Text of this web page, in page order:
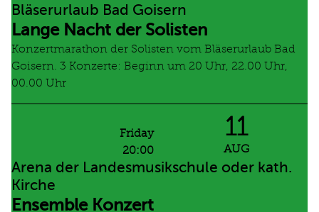
Bläserurlaub Bad Goisern
Lange Nacht der Solisten
Konzertmarathon der Solisten vom Bläserurlaub Bad
Goisern. 3 Konzerte: Beginn um 20 Uhr, 22.00 Uhr,
00.00 Uhr
Friday
20:00
11
AUG
Arena der Landesmusikschule oder kath.
Kirche
Ensemble Konzert